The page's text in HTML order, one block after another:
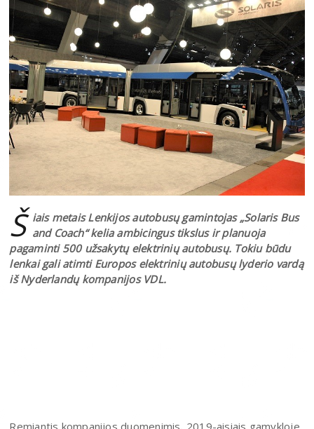
Š iais metais Lenkijos autobusų gamintojas „Solaris Bus
and Coach“ kelia ambicingus tikslus ir planuoja
pagaminti 500 užsakytų elektrinių autobusų. Tokiu būdu
lenkai gali atimti Europos elektrinių autobusų lyderio vardą
iš Nyderlandų kompanijos VDL.